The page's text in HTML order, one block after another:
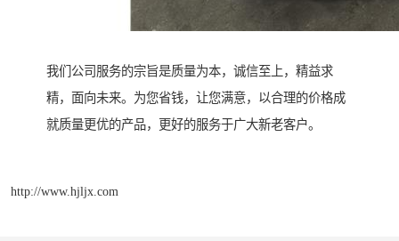
我们公司服务的宗旨是质量为本，诚信至上，精益求
精，面向未来。为您省钱，让您满意，以合理的价格成
就质量更优的产品，更好的服务于广大新老客户。
http://www.hjljx.com